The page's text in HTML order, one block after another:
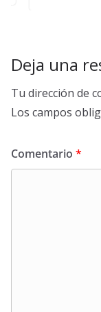
Deja una
Tu dirección de
Los campos
Comentario *